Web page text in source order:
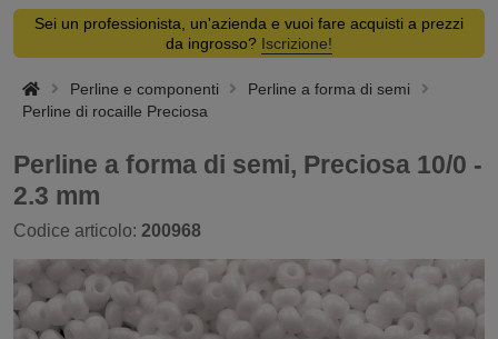
Sei un professionista, un'azienda e vuoi fare acquisti a prezzi
da ingrosso? Iscrizione!
Perline e componenti
Perline a forma di semi
Perline di rocaille Preciosa
Perline a forma di semi, Preciosa 10/0 -
2.3 mm
Codice articolo: 200968